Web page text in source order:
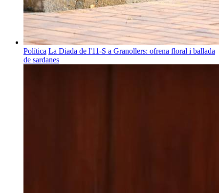
Política La Diada de l'11-S a Granollers: ofrena floral i ballada
de sardanes